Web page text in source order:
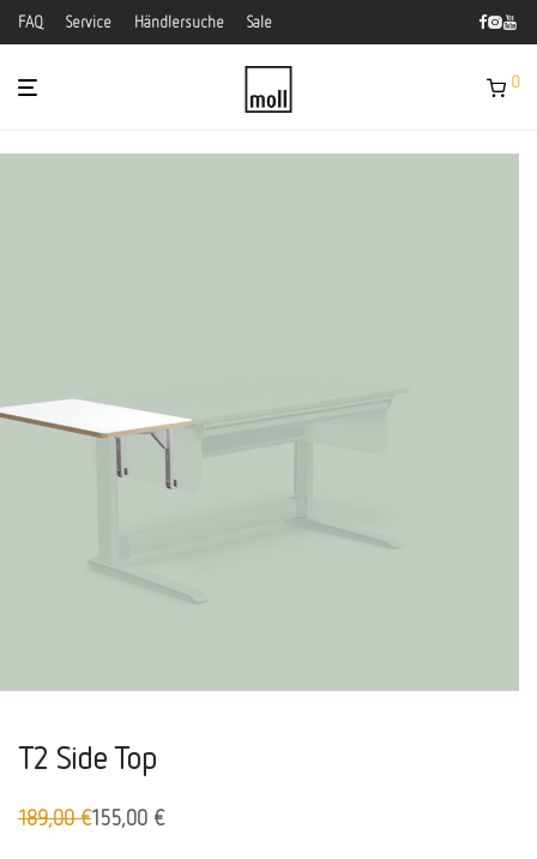
FAQ Service Händlersuche Sale
0
T2 Side Top
189,00€
Ursprünglicher
155,00 €
Aktueller